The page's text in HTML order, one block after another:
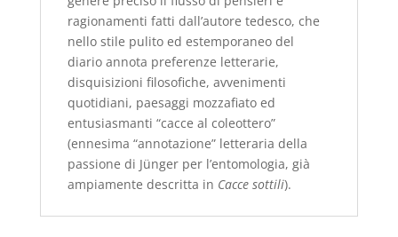
ragionamenti fatti dall’autore tedesco, che
nello stile pulito ed estemporaneo del
diario annota preferenze letterarie,
disquisizioni filosofiche, avvenimenti
quotidiani, paesaggi mozzafiato ed
entusiasmanti “cacce al coleottero”
(ennesima “annotazione” letteraria della
passione di Jünger per l’entomologia, già
ampiamente descritta in Cacce sottili).